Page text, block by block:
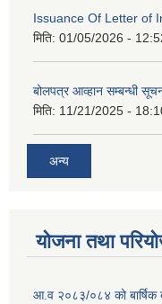
Issuance Of Letter of
मिति: 01/05/2026 -
बोलपत्र आव्हान सम्बन्धी
मिति: 11/21/2025 -
अन्य
योजना तथा
आ.व २०८३/०८४ को बार्षिक